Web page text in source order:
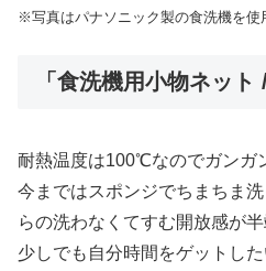
※写真はパナソニック製の食洗機を使
「食洗機用小物ネッ
耐熱温度は100℃なのでガンガ
今まではスポンジでちまちま
らの洗わなくてすむ開放感が半
少しでも自分時間をゲットした